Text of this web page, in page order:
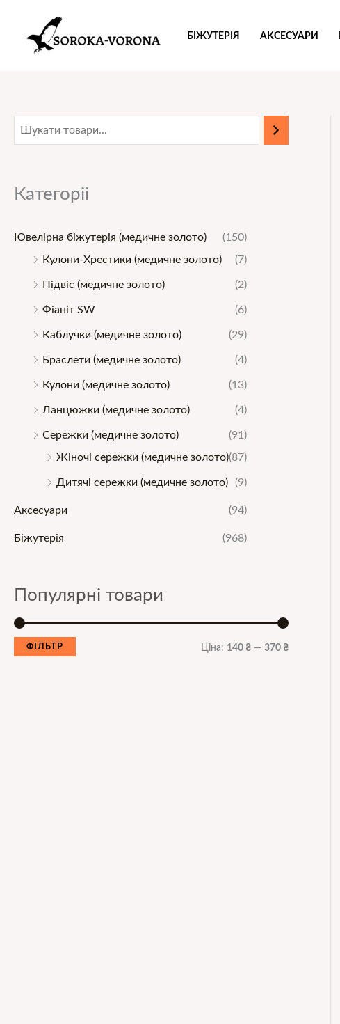
БІЖУТЕРІЯ АКСЕСУАРИ
Категоріі
Ювелірна біжутерія (медичне золото)
(150)
Кулони-Хрестики (медичне золото)
(7)
Підвіс (медичне золото) (2)
Фіаніт SW (6)
Каблучки (медичне золото) (29)
Браслети (медичне золото) (4)
Кулони (медичне золото) (13)
Ланцюжки (медичне золото) (4)
Сережки (медичне золото)
(91)
Жіночі сережки (медичне золото)(87)
Дитячі сережки (медичне золото) (9)
Аксесуари (94)
Біжутерія (968)
Популярні товари
ФІЛЬТР Ціна: 140 ₴ —370 ₴